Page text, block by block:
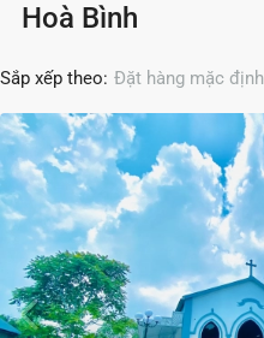
Hoà Bình
Sắp xếp theo: Đặt hàng mặc định